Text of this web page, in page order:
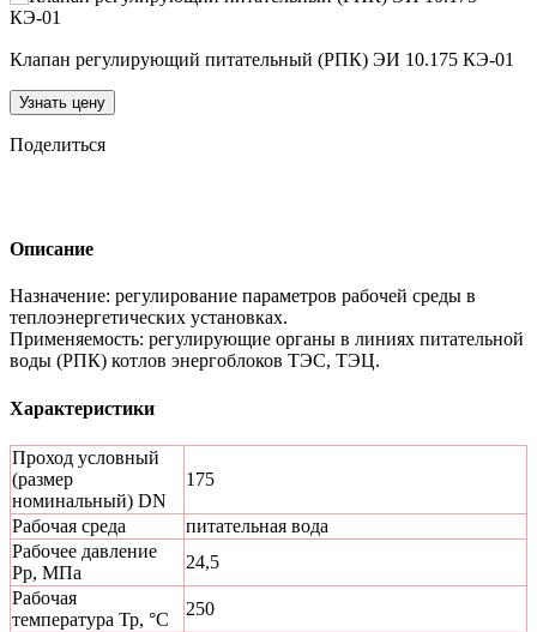
Клапан регулирующий питательный (РПК) ЭИ 10.175 КЭ-01
Узнать цену
Поделиться
Описание
Назначение: регулирование параметров рабочей среды в
теплоэнергетических установках.
Применяемость: регулирующие органы в линиях питательной
воды (РПК) котлов энергоблоков ТЭС, ТЭЦ.
Характеристики
Проход условный
(размер
номинальный) DN
175
Рабочая среда
питательная вода
Рабочее давление
Рр, МПа
24,5
Рабочая
температура Тр, °С
250